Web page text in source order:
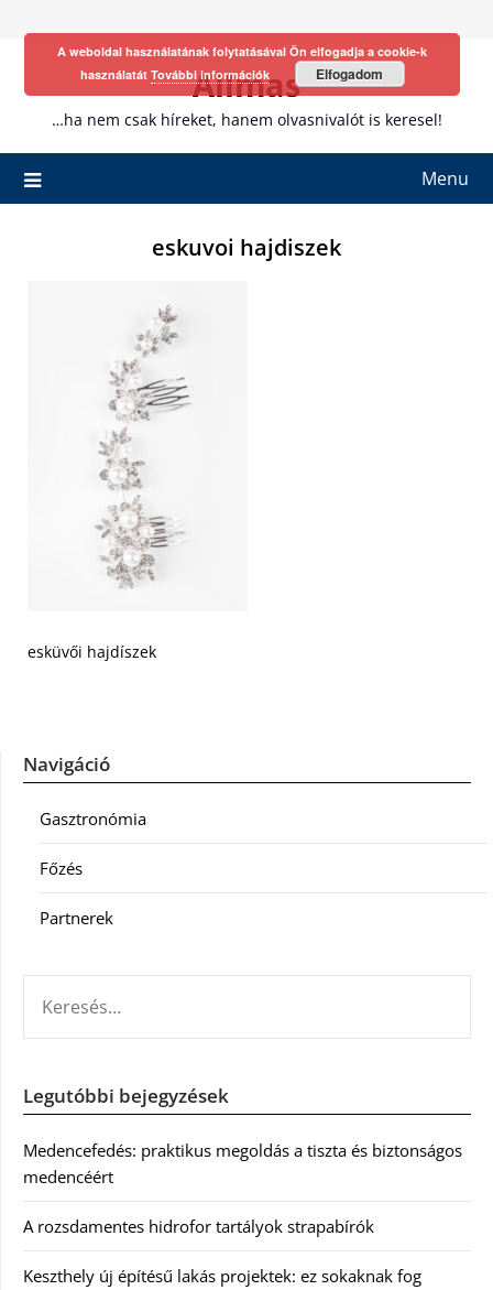
Allmas
…ha nem csak híreket, hanem olvasnivalót is keresel!
Menu
eskuvoi hajdiszek
esküvői hajdíszek
Navigáció
Gasztronómia
Főzés
Partnerek
Legutóbbi bejegyzések
Medencefedés: praktikus megoldás a tiszta és biztonságos
medencéért
A rozsdamentes hidrofor tartályok strapabírók
Keszthely új építésű lakás projektek: ez sokaknak fog
A weboldal használatának folytatásával Ön elfogadja a cookie-k
használatát További információk Elfogadom